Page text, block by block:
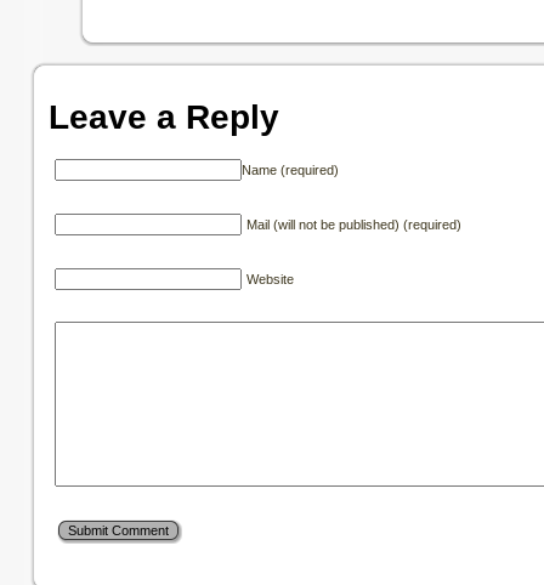
Leave a Reply
Name (required)
Mail (will not be published) (required)
Website